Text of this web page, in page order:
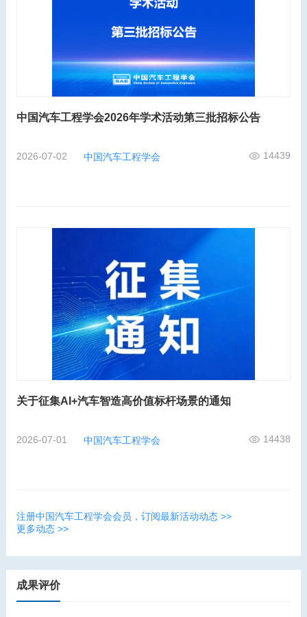
中国汽车工程学会2026年学术活动第三批招标公告
2026-07-02 中国汽车工程学会 14439
关于征集AI+汽车智造高价值标杆场景的通知
2026-07-01 中国汽车工程学会 14438
注册中国汽车工程学会会员，订阅最新活动动态 >>
更多动态 >>
成果评价